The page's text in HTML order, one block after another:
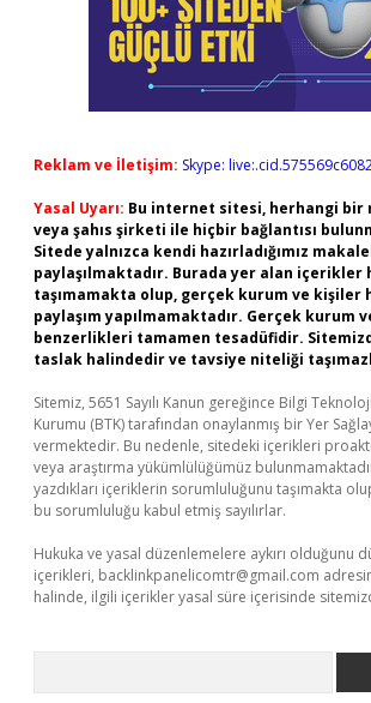
Reklam ve İletişim: Skype:
Yasal Uyarı: Bu internet sitesi, herhangi bir
veya şahıs şirketi ile hiçbir bağlantısı
Sitede yalnızca kendi hazırladığımız
paylaşılmaktadır. Burada yer alan içerikler
taşımamakta olup, gerçek kurum ve kişiler
paylaşım yapılmamaktadır. Gerçek kurum
benzerlikleri tamamen tesadüfidir.
taslak halindedir ve tavsiye niteliği
Sitemiz, 5651 Sayılı Kanun gereğince Bilgi
Kurumu (BTK) tarafından onaylanmış bir Yer
vermektedir. Bu nedenle, sitedeki içerikleri
veya araştırma yükümlülüğümüz
yazdıkları içeriklerin sorumluluğunu taşımakta
bu sorumluluğu kabul etmiş sayılırlar.
Hukuka ve yasal düzenlemelere aykırı olduğunu
içerikleri, backlinkpanelicomtr@gmail.com
halinde, ilgili içerikler yasal süre içerisinde